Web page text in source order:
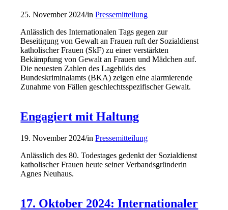
25. November 2024/inPressemitteilung
Anlässlich des Internationalen Tags gegen zur
Beseitigung von Gewalt an Frauen ruft der Sozialdienst
katholischer Frauen (SkF) zu einer verstärkten
Bekämpfung von Gewalt an Frauen und Mädchen auf.
Die neuesten Zahlen des Lagebilds des
Bundeskriminalamts (BKA) zeigen eine alarmierende
Zunahme von Fällen geschlechtsspezifischer Gewalt.
Engagiert mit Haltung
19. November 2024/inPressemitteilung
Anlässlich des 80. Todestages gedenkt der Sozialdienst
katholischer Frauen heute seiner Verbandsgründerin
Agnes Neuhaus.
17. Oktober 2024: Internationaler